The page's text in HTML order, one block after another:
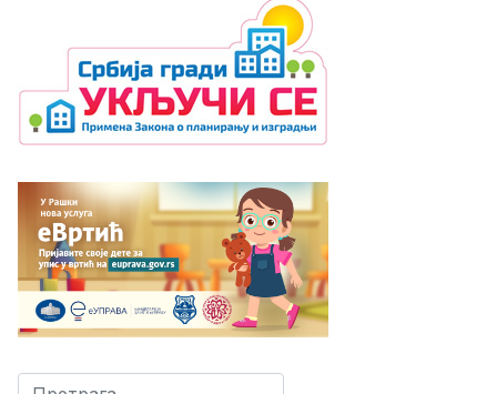
Претрага